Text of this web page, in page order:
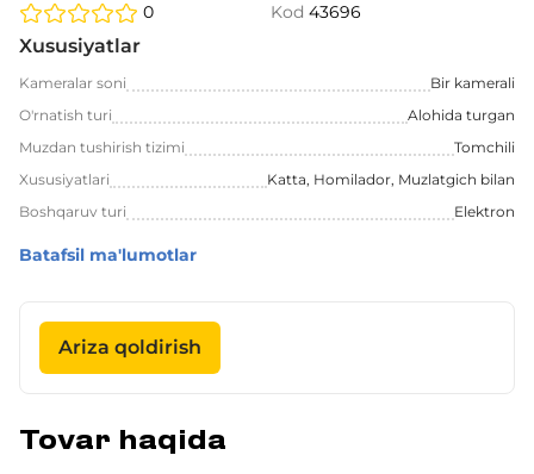
0 Kod 43696
Xususiyatlar
Kameralar soni
Bir kamerali
O'rnatish turi
Alohida turgan
Muzdan tushirish tizimi
Tomchili
Xususiyatlari
Katta, Homilador, Muzlatgich bilan
Boshqaruv turi
Elektron
Batafsil ma'lumotlar
Ariza qoldirish
Tovar haqida